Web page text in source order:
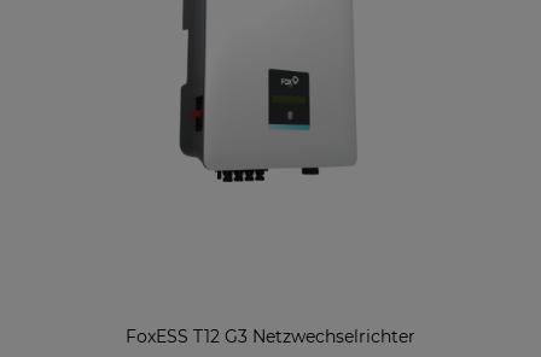
FoxESS T12 G3 Netzwechselrichter